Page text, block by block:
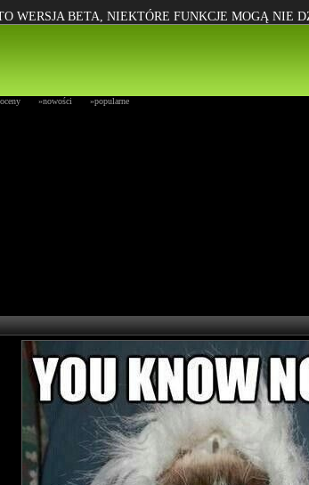
WERSJA BETA, NIEKTÓRE FUNKCJE MOGĄ NIE
»nowości »popularne